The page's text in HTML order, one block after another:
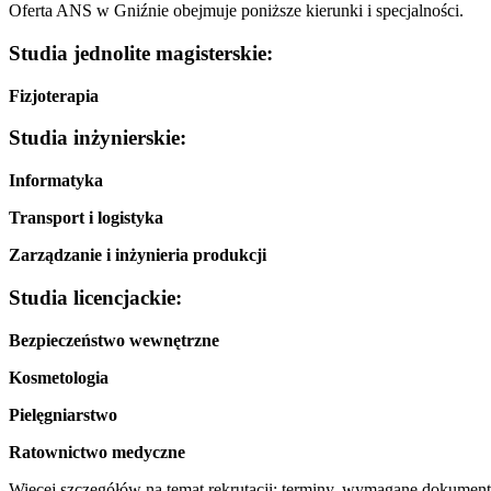
Oferta ANS w Gniźnie obejmuje poniższe kierunki i specjalności.
Studia jednolite magisterskie:
Fizjoterapia
Studia inżynierskie:
Informatyka
Transport i logistyka
Zarządzanie i inżynieria produkcji
Studia licencjackie:
Bezpieczeństwo wewnętrzne
Kosmetologia
Pielęgniarstwo
Ratownictwo medyczne